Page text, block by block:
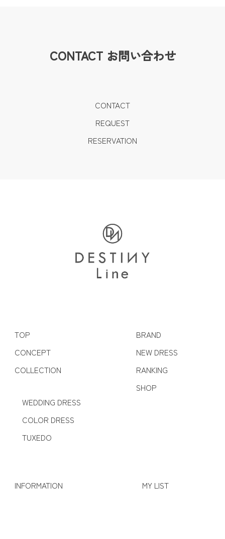
CONTACT お問い合わせ
CONTACT
REQUEST
RESERVATION
TOP
CONCEPT
COLLECTION
WEDDING DRESS
COLOR DRESS
TUXEDO
BRAND
NEW DRESS
RANKING
SHOP
INFORMATION MY LIST